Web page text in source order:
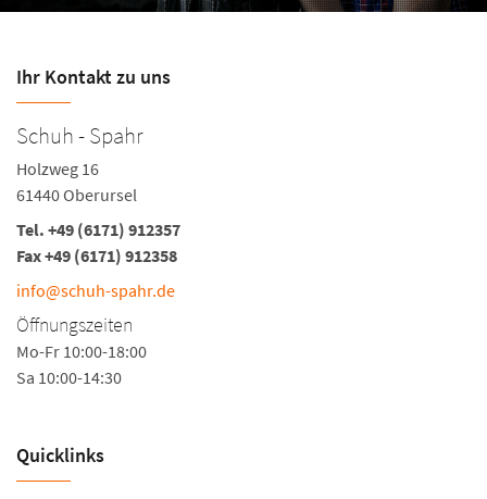
Ihr Kontakt zu uns
Schuh - Spahr
Holzweg 16
61440 Oberursel
Tel. +49 (6171) 912357
Fax +49 (6171) 912358
info@schuh-spahr.de
Öffnungszeiten
Mo-Fr 10:00-18:00
Sa 10:00-14:30
Quicklinks